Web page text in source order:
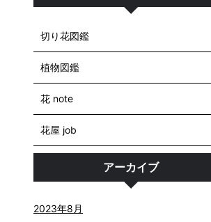
切り花図鑑
植物図鑑
花 note
花屋 job
アーカイブ
2023年8月